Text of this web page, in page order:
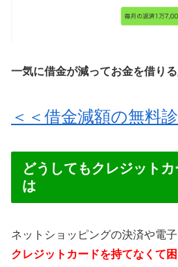
一気に借金が減ってお金を借り
＜＜借金減額の無料
どうしてもクレジット
は
ネットショッピングの決済や電
クレジットカードを持てなくて